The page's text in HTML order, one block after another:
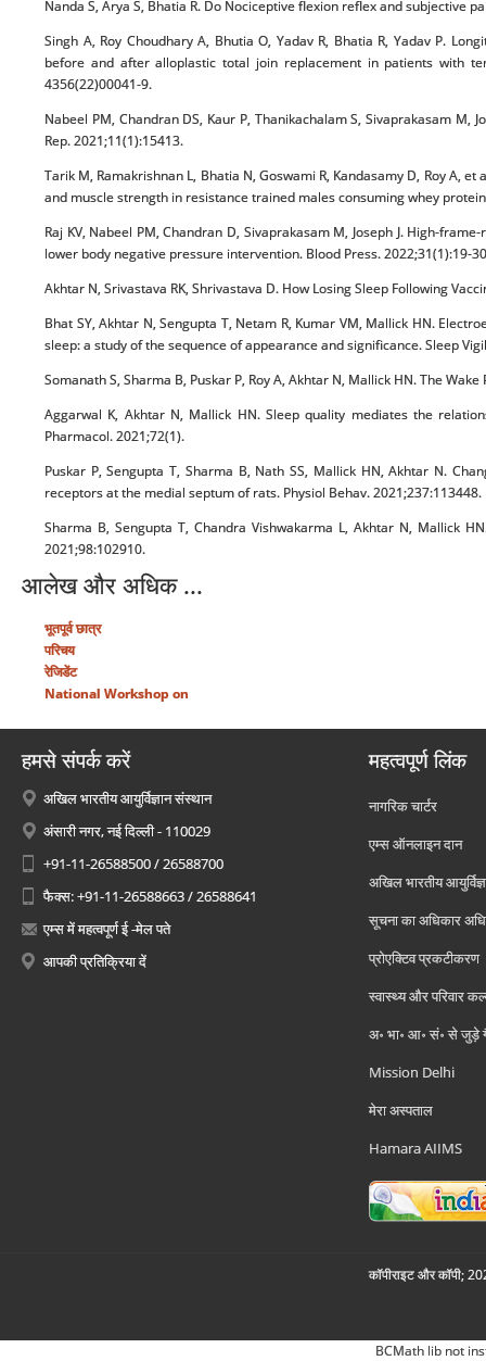
Nanda S, Arya S, Bhatia R. Do Nociceptive flexion reflex and subjective
Singh A, Roy Choudhary A, Bhutia O, Yadav R, Bhatia R, Yadav P.
before and after alloplastic total join replacement in patients with
4356(22)00041-9.
Nabeel PM, Chandran DS, Kaur P, Thanikachalam S, Sivaprakasam
Rep. 2021;11(1):15413.
Tarik M, Ramakrishnan L, Bhatia N, Goswami R, Kandasamy D, Roy A,
and muscle strength in resistance trained males consuming whey
Raj KV, Nabeel PM, Chandran D, Sivaprakasam M, Joseph J. High-
lower body negative pressure intervention. Blood Press. 2022;31(1):19-
Akhtar N, Srivastava RK, Shrivastava D. How Losing Sleep Following
Bhat SY, Akhtar N, Sengupta T, Netam R, Kumar VM, Mallick HN.
sleep: a study of the sequence of appearance and significance. Sleep
Somanath S, Sharma B, Puskar P, Roy A, Akhtar N, Mallick HN. The
Aggarwal K, Akhtar N, Mallick HN. Sleep quality mediates the
Pharmacol. 2021;72(1).
Puskar P, Sengupta T, Sharma B, Nath SS, Mallick HN, Akhtar N.
receptors at the medial septum of rats. Physiol Behav. 2021;237:113448.
Sharma B, Sengupta T, Chandra Vishwakarma L, Akhtar N, Mallick
2021;98:102910.
आलेख और अधिक ...
भूतपूर्व छात्र
परिचय
रेजिडेंट
National Workshop on
हमसे संपर्क करें
अखिल भारतीय आयुर्विज्ञान संस्थान
अंसारी नगर, नई दिल्ली - 110029
+91-11-26588500 / 26588700
फैक्स: +91-11-26588663 / 26588641
एम्स में महत्वपूर्ण ई -मेल पते
आपकी प्रतिक्रिया दें
महत्वपूर्ण लिंक
नागरिक चार्टर
एम्स ऑनलाइन दान
अखिल भारतीय
सूचना का अधिकार
प्रोएक्टिव प्रकटीकरण
स्वास्थ्य और परिवार
अ॰ भा॰ आ॰ सं॰ से जुड़े
Mission Delhi
मेरा अस्पताल
Hamara AIIMS
कॉपीराइट और कॉपी;
BCMath lib not